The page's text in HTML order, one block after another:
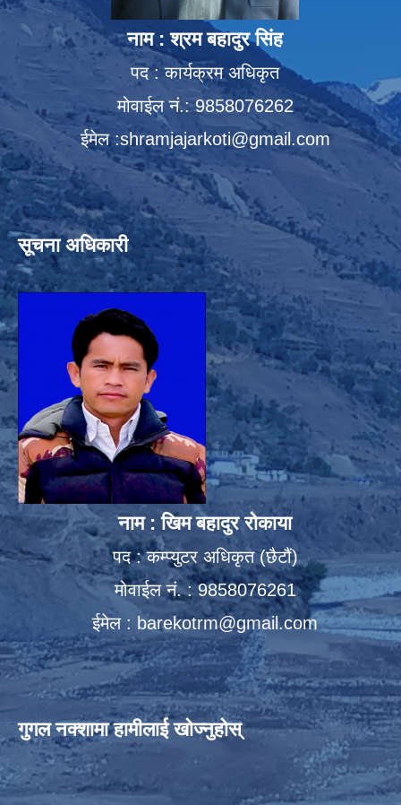
नाम : श्रम बहादुर सिंह
पद : कार्यक्रम अधिकृत
मोवाईल नं.: 9858076262
ईमेल :shramjajarkoti@gmail.com
सूचना अधिकारी
नाम : खिम बहादुर रोकाया
पद : कम्प्युटर अधिकृत (छैटौं)
मोवाईल नं. : 9858076261
ईमेल : barekotrm@gmail.com
गुगल नक्शामा हामीलाई खोज्नुहोस्